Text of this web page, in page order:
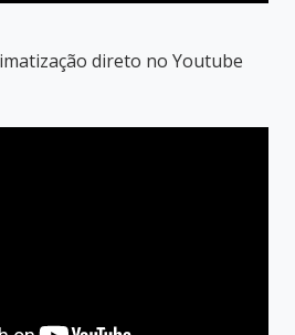
direto no Youtube